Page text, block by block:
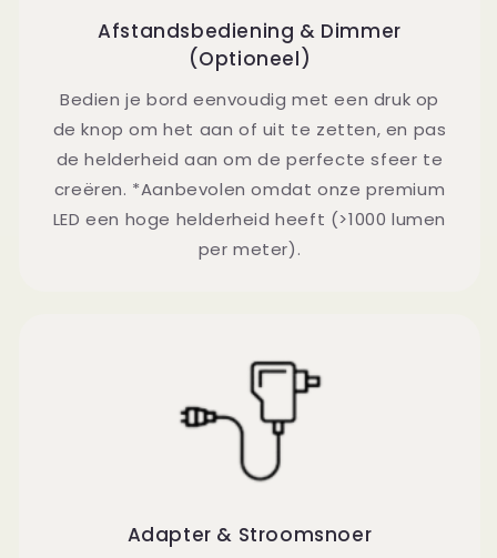
Afstandsbediening & Dimmer
(Optioneel)
Bedien je bord eenvoudig met een druk op
de knop om het aan of uit te zetten, en pas
de helderheid aan om de perfecte sfeer te
creëren. *Aanbevolen omdat onze premium
LED een hoge helderheid heeft (>1000 lumen
per meter).
Adapter & Stroomsnoer